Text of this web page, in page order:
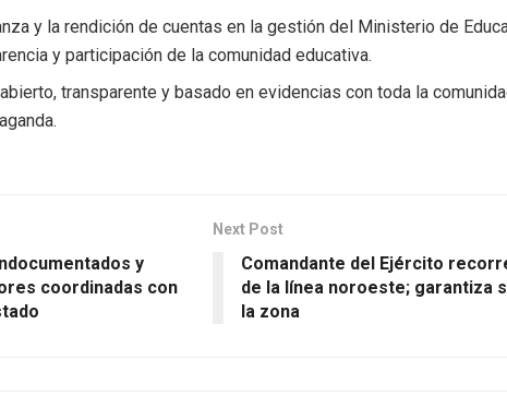
y la rendición de cuentas en la gestión del Ministerio de
y participación de la comunidad educativa.
transparente y basado en evidencias con toda la
y
coordinadas con
Next Post
Comandante del Ejército
de la línea noroeste; garantiza
la zona